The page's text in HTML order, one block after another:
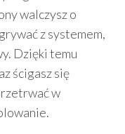
walczysz o
z systemem,
Dzięki temu
ścigasz się
w